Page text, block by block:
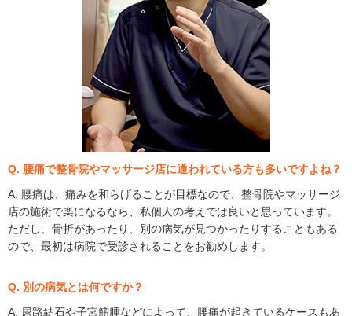
Q. 腰痛で整骨院やマッサージ店に通われている方も多いですよね？
A. 腰痛は、痛みを和らげることが目標なので、整骨院やマッサージ
店の施術で楽になるなら、私個人の考えでは良いと思っています。
ただし、骨折があったり、別の病気が見つかったりすることもある
ので、最初は病院で受診されることをお勧めします。
Q. 別の病気とは何ですか？
A. 尿路結石や子宮筋腫などによって、腰痛が起きているケースもあ